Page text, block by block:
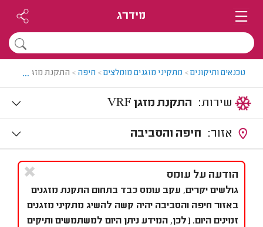
מידרג
טכנאים ותיקונים> מתקיני מזגנים מומלצים> חיפה > התקנת מזגן VRF בחיפה...
התקנת מזגן VRF
חיפה והסביבה
הודעה על עומס
גולשים יקרים, עקב עומס כבד בתחום התקנת מזגנים
באזור חיפה והסביבה יהיה קשה להשיג מתקיני מזגנים
זמינים היום. [לכן, המידע ניתן היום למשתמשים ותיקים